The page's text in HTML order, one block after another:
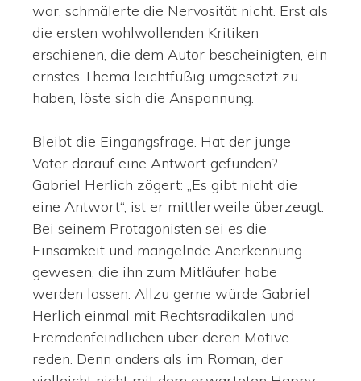
war, schmälerte die Nervosität nicht. Erst als
die ersten wohlwollenden Kritiken
erschienen, die dem Autor bescheinigten, ein
ernstes Thema leichtfüßig umgesetzt zu
haben, löste sich die Anspannung.
Bleibt die Eingangsfrage. Hat der junge
Vater darauf eine Antwort gefunden?
Gabriel Herlich zögert: „Es gibt nicht die
eine Antwort“, ist er mittlerweile überzeugt.
Bei seinem Protagonisten sei es die
Einsamkeit und mangelnde Anerkennung
gewesen, die ihn zum Mitläufer habe
werden lassen. Allzu gerne würde Gabriel
Herlich einmal mit Rechtsradikalen und
Fremdenfeindlichen über deren Motive
reden. Denn anders als im Roman, der